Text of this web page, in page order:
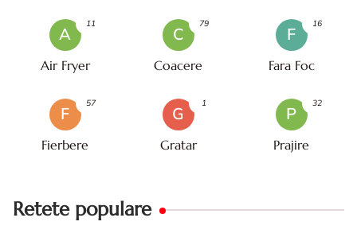
A
Air Fryer
11
C
Coacere
79
F
Fara Foc
16
F
Fierbere
57
G
Gratar
1
P
Prajire
32
Retete populare